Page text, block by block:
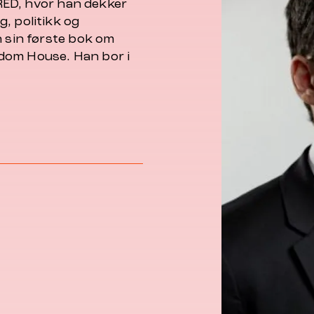
hvor han dekker
politikk og
sin første bok om
House. Han bor i